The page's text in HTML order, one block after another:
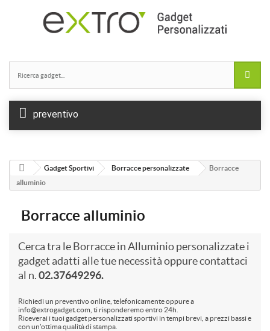
preventivo
Gadget Sportivi Borracce personalizzate
Borracce
alluminio
Borracce alluminio
Cerca tra le Borracce in Alluminio personalizzate i
gadget adatti alle tue necessità oppure contattaci
al n.02.37649296.
Richiedi un preventivo online, telefonicamente oppure a
info@extrogadget.com, ti risponderemo entro 24h.
Riceverai i tuoi gadget personalizzati sportivi in tempi brevi, a prezzi bassi e
con un'ottima qualità di stampa.